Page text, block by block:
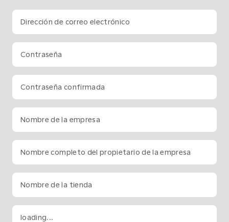
Dirección de correo electrónico
Contraseña
Contraseña confirmada
Nombre de la empresa
Nombre completo del propietario de la empresa
Nombre de la tienda
loading...